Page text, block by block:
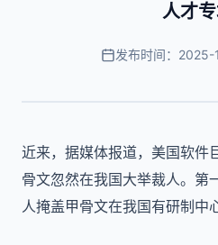
人才
发布时间：
近来，据媒体报道，美国软件
骨文忽然在我国大举裁人。第
人掩盖甲骨文在我国有研制中